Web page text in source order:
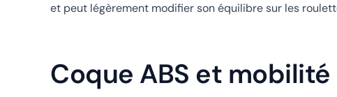
et peut légèrement modifier son équilibre sur les
Coque ABS et